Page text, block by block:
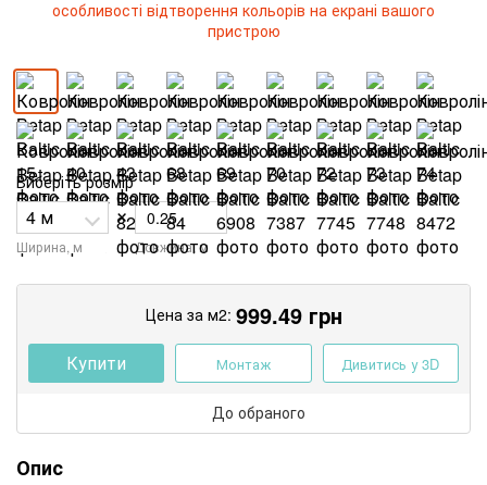
особливості відтворення кольорів на екрані вашого
пристрою
Виберіть розмір
Ширина, м
×
Довжина, м
Цена за м2: 999.49грн
Купити Монтаж Дивитись у 3D
До обраного
Опис